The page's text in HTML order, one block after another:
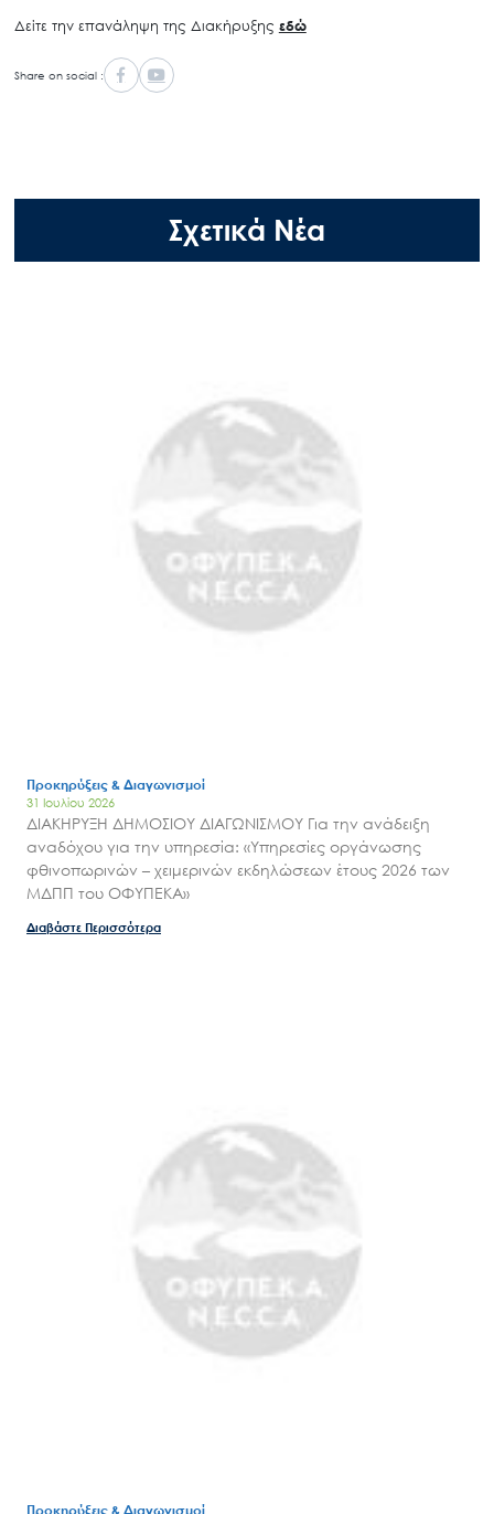
Ο.ΦΥ.ΠΕ.Κ.Α.
Νέα – Δημοσιότητα
Δείτε την επανάληψη της Διακήρυξης εδώ
Share on social :
Σχετικά Νέα
Προκηρύξεις & Διαγωνισμοί
31 Ιουλίου 2026
ΔΙΑΚΗΡΥΞΗ ΔΗΜΟΣΙΟΥ ΔΙΑΓΩΝΙΣΜΟΥ Για την ανάδειξη
αναδόχου για την υπηρεσία: «Υπηρεσίες οργάνωσης
φθινοπωρινών – χειμερινών εκδηλώσεων έτους 2026 των
ΜΔΠΠ του ΟΦΥΠΕΚΑ»
Διαβάστε Περισσότερα
Προκηρύξεις & Διαγωνισμοί